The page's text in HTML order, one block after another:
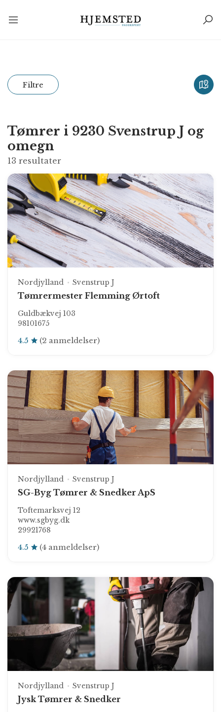
Filtre
Tømrer i 9230 Svenstrup J og
omegn
13 resultater
Nordjylland Svenstrup J
Tømrermester Flemming Ørtoft
Guldbækvej 103
98101675
4.5 (2 anmeldelser)
Nordjylland Svenstrup J
SG-Byg Tømrer & Snedker ApS
Toftemarksvej 12
www.sgbyg.dk
29921768
4.5 (4 anmeldelser)
Nordjylland Svenstrup J
Jysk Tømrer & Snedker